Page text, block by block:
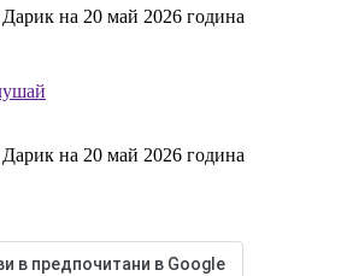
на 20 май 2026 година
на 20 май 2026 година
в предпочитани в Google